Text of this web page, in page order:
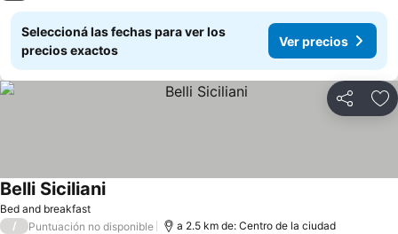
Seleccioná las fechas para ver los
precios exactos
Ver precios
Compartir
Bed and breakfast
Belli Siciliani
/ Puntuación no disponible a 2.5 km de: Centro de la ciudad